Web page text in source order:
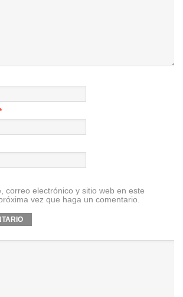
correo electrónico y sitio web en este
vez que haga un comentario.